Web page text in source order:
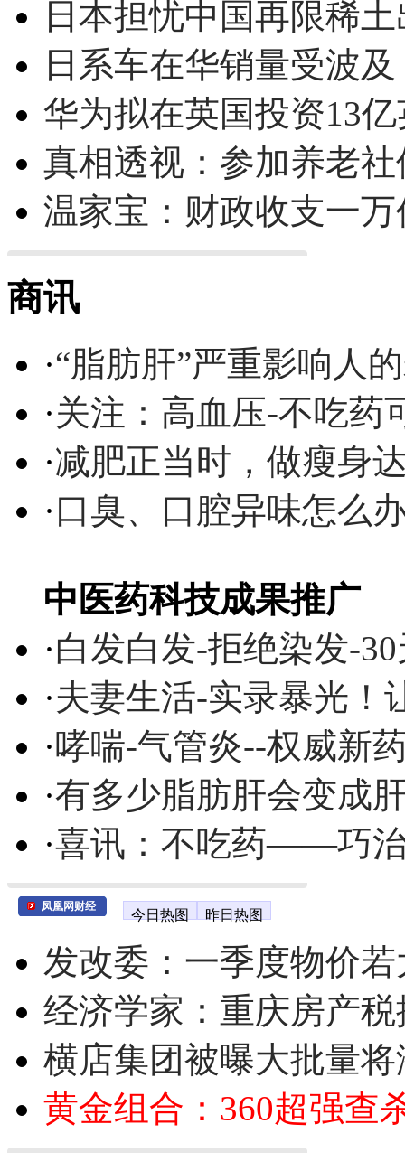
日本担忧中国再限稀
日系车在华销量受波
华为拟在英国投资13
真相透视：参加养老
温家宝：财政收支一
商讯
·“脂肪肝”严重影响人
·关注：高血压-不吃药
·减肥正当时，做瘦身
·口臭、口腔异味怎么
中医药科技成果推广
·白发白发-拒绝染发-
·夫妻生活-实录暴光！
·哮喘-气管炎--权威新
·有多少脂肪肝会变成
·喜讯：不吃药——巧
凤凰网财经
今日热图 昨日热图
发改委：一季度物价
经济学家：重庆房产
横店集团被曝大批量
黄金组合：360超强查